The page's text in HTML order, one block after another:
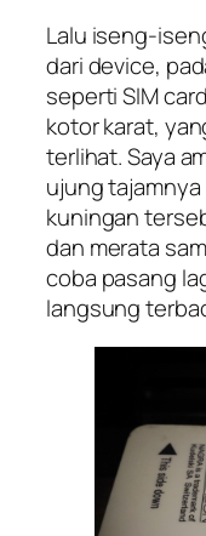
Lalu iseng-
dari device,
seperti SIM
kotor karat,
terlihat. Saya
ujung
kuningan
dan merata
coba pasang
langsung